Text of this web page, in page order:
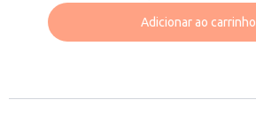
Adicionar ao carrinho